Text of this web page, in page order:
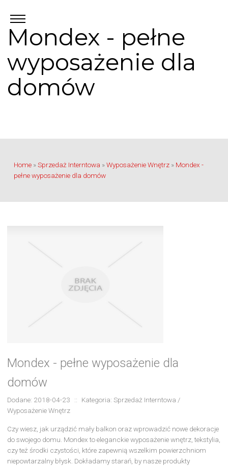
Mondex - pełne
wyposażenie dla
domów
Home »Sprzedaż Interntowa »Wyposażenie Wnętrz » Mondex -
pełne wyposażenie dla domów
Mondex - pełne wyposażenie dla
domów
Dodane: 2018-04-23 ::
Kategoria: Sprzedaż Interntowa /
Wyposażenie Wnętrz
Czy wiesz, jak urządzić mały balkon oraz wprowadzić nowe dekoracje
do swojego domu. Mondex to eleganckie wyposażenie wnętrz, tekstylia,
czy też środki czystości, które zapewnią wszelkim powierzchniom
niepowtarzalny błysk. Dokładamy starań, by nasze produkty